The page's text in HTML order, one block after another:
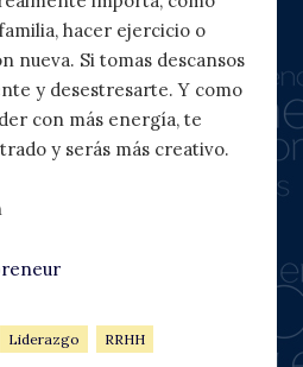
hacer ejercicio o
nueva. Si tomas descansos
y desestresarte. Y como
con más energía, te
y serás más creativo.
Liderazgo RRHH